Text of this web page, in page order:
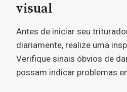
visual
Antes de iniciar seu
diariamente, realize uma
Verifique sinais óbvios de
possam indicar problemas